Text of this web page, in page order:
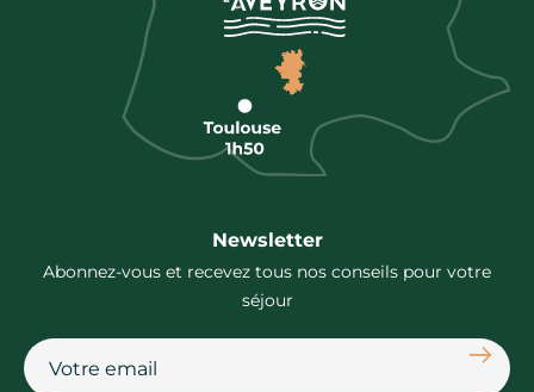
Newsletter
Abonnez-vous et recevez tous nos conseils pour votre
séjour